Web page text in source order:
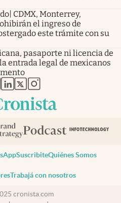
CDMX, Monterrey,
el ingreso de
este trámite con su
pasaporte ni licencia de
entrada legal de mexicanos
en nueva pestaña
abre en nueva pestaña
abre en nueva pestaña
abre en nueva pestaña
abre en nueva pestaña
SuscribiteQuiénes Somos
Trabajá con nosotros
cronista.com